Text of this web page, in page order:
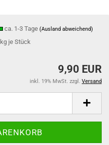
ca. 1-3 Tage(Ausland abweichend)
kg je Stück
9,90 EUR
inkl. 19% MwSt. zzgl. Versand